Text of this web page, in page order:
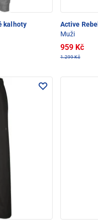
kalhoty
Active Rebel
Muži
959 Kč
1.299 Kč